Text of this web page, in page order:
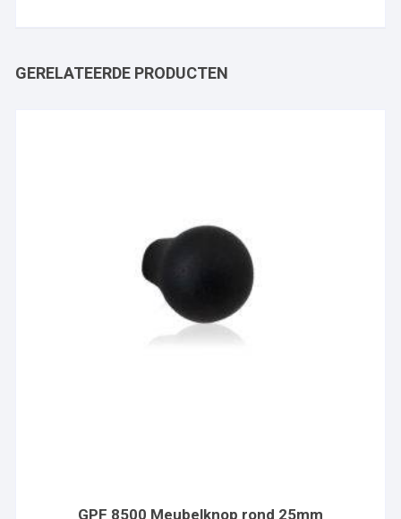
GERELATEERDE PRODUCTEN
GPF 8500 Meubelknop rond 25mm